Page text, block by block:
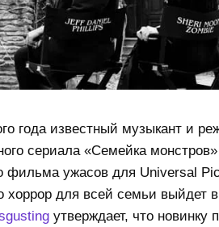
года известный музыкант и
сериала «Семейка
фильма ужасов для Universal
хоррор для всей семьи выйдет
утверждает, что